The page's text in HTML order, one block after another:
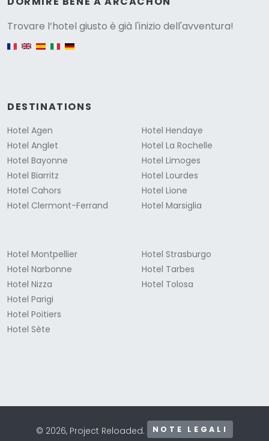
Trovare l’hotel giusto è già l'inizio dell'avventura!
English version
DESTINATIONS
Hotel Agen
Hotel Anglet
Hotel Bayonne
Hotel Biarritz
Hotel Cahors
Hotel Clermont-Ferrand
Hotel Hendaye
Hotel La Rochelle
Hotel Limoges
Hotel Lourdes
Hotel Lione
Hotel Marsiglia
Hotel Montpellier
Hotel Narbonne
Hotel Nizza
Hotel Parigi
Hotel Poitiers
Hotel Sète
Hotel Strasburgo
Hotel Tarbes
Hotel Tolosa
© 2026, Project Reloaded. NOTE LEGALI